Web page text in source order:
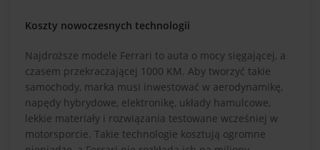
Koszty nowoczesnych technologii
Najdroższe modele Ferrari to auta o mocy sięgającej, a
czasem przekraczającej 1000 KM. Aby tworzyć takie
samochody, marka musi inwestować w aerodynamikę,
napędy hybrydowe, elektronikę, układy hamulcowe,
lekkie materiały i rozwiązania testowane wcześniej w
motorsporcie. Takie technologie kosztują ogromne